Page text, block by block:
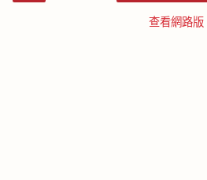
查看網路版